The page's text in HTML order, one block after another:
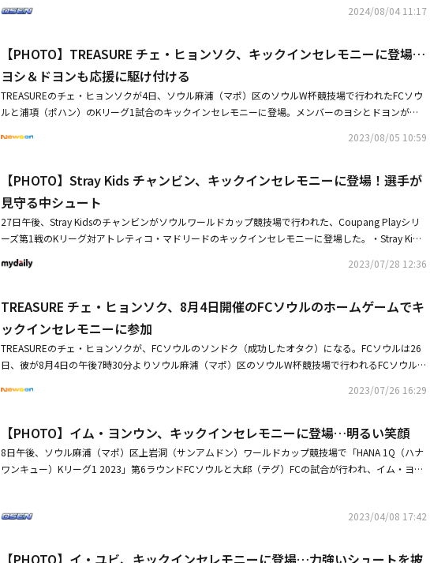
の好むスタイルを尊重し、イベントのコンセプトと衣装が釣り合うよう慎重に考えてほしい。それぞ
ニケーションプラットフォームを通じて「IVEのユニフォームもすごく可愛いでしょ？ 私たちがそれ
ぞれ好みに合わせて着られるように、リメイクをお願いしたの」とコメントし、衣装はメンバー自身
の意志で選んだものであることを明らかにした。彼女の説明により激化していた批判の声は一段落し
たものの、依然として今回の衣装に対する批判の声が上がっている。IVEは8月末にカムバックを予定
リリースし、ファンと再会する予定だ。・IVE「2025 SBS歌謡大典 Summer」で新曲をサプライズ公
化と挑戦に高まる期待
フィーセレモニー、限定販売グッズを購入できる専用MDストア、そして多様な体験ゾーンまで、今
ンの姿も！ソン・フンミン、トッテナム優勝に歓喜記念ショット公開・パク・ソジュンら豪華スター
が観戦！ソン・フンミン対キム・ミンジェのビッグマッチでキャッチ
面！ユニフォームを持って記念ショット・【PHOTO】NewJeans、バイエルン対トッテナムのハーフ
2024/08/04 11:17
【PHOTO】TREASURE チェ・ヒョンソク、キックインセレモニーに登場…
ヨシ＆ドヨンも応援に駆け付ける
TREASUREのチェ・ヒョンソクが4日、ソウル麻浦（マポ）区のソウルW杯競技場で行われたFCソウ
ルと浦項（ポハン）のKリーグ1試合のキックインセレモニーに登場。メンバーのヨシとドヨンが応
チェ・ヒョンソク、8月4日開催のFCソウルのホームゲームでキックインセレモニーに参加・TREASU
2023/08/05 10:59
【PHOTO】Stray Kids チャンビン、キックインセレモニーに登場！選手が
見守る中シュート
27日午後、Stray Kidsのチャンビンがソウルワールドカップ競技場で行われた、Coupang Playシリ
ーズ第1戦のKリーグ対アトレティコ・マドリードのキックインセレモニーに登場した。・Stray Kid
NTEEN ホシまでBOYNEXTDOORとダンスチャレンジを披露
2023/07/28 12:36
TREASURE チェ・ヒョンソク、8月4日開催のFCソウルのホームゲームでキ
ックインセレモニーに参加
TREASUREのチェ・ヒョンソクが、FCソウルのソンドク（成功したオタク）になる。FCソウルは26
日、彼が8月4日の午後7時30分よりソウル麻浦（マポ）区のソウルW杯競技場で行われるFCソウルと
は、FCソウルの熱血ファンとして、真心を込めて勝利の神になる予定だ。ソウル出身で幼い頃からF
FCソウルについて言及するなど、チームへの愛情を惜しみなく表わしてきた。今年はアジアツアー
やアルバムの準備で忙しい日程の中でも、何度もソウルW杯競技場を訪れ、FCソウルの試合を観戦
した。着実に連絡を取ってきたFCソウルとチェ・ヒョンソクは、TREASUREのカムバックの時期に
ームは、7月30日の午後6時からFCソウルの公式ホームページでチケットが販売される。
2023/07/26 16:29
【PHOTO】イム・ヨンウン、キックインセレモニーに登場…明るい笑顔
8日午後、ソウル麻浦（マポ）区上岩洞（サンアムドン）ワールドカップ競技場で「HANA 1Q（ハナ
ワンキュー）Kリーグ1 2023」第6ラウンドFCソウルと大邱（テグ）FCの試合が行われ、イム・ヨン
寄付
2023/04/08 17:42
【PHOTO】イ・ユビ、キックインセレモニーに登場…力強いシュートを披